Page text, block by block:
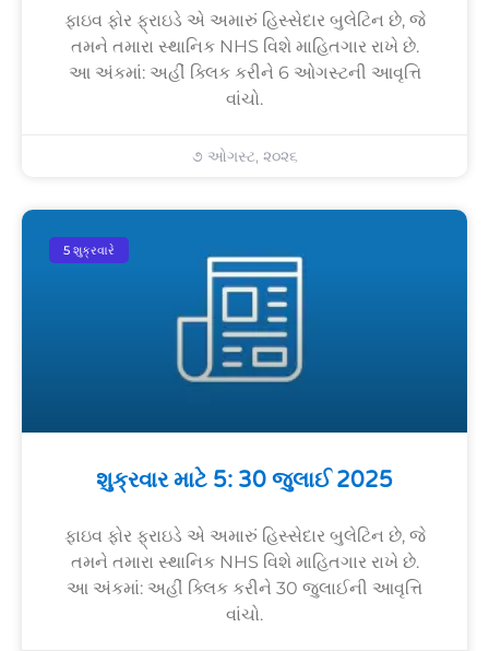
ફાઇવ ફોર ફ્રાઇડે એ અમારું હિસ્સેદાર બુલેટિન છે, જે
તમને તમારા સ્થાનિક NHS વિશે માહિતગાર રાખે છે.
આ અંકમાં: અહીં ક્લિક કરીને 6 ઓગસ્ટની આવૃત્તિ
વાંચો.
૭ ઓગસ્ટ, ૨૦૨૬
5 શુક્રવારે
શુક્રવાર માટે 5: 30 જુલાઈ 2025
ફાઇવ ફોર ફ્રાઇડે એ અમારું હિસ્સેદાર બુલેટિન છે, જે
તમને તમારા સ્થાનિક NHS વિશે માહિતગાર રાખે છે.
આ અંકમાં: અહીં ક્લિક કરીને 30 જુલાઈની આવૃત્તિ
વાંચો.